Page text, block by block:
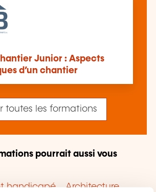
Junior : Aspects
d’un chantier
toutes les formations
pourrait aussi vous
handicapé Architecture